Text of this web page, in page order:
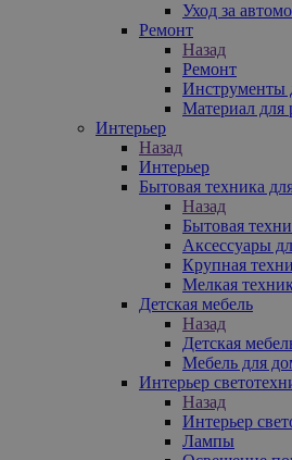
Уход за
Ремонт
Назад
Ремонт
Инструменты
Материал для
Интерьер
Назад
Интерьер
Бытовая техника
Назад
Бытовая
Аксессуары
Крупная
Мелкая
Детская мебель
Назад
Детская
Мебель для
Интерьер
Назад
Интерьер
Лампы